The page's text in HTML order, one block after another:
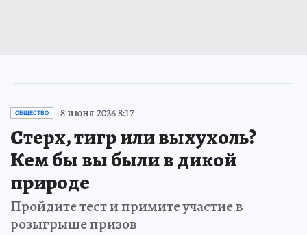
ОБЩЕСТВО 8 июня 2026 8:17
Стерх, тигр или выхухоль?
Кем бы вы были в дикой
природе
Пройдите тест и примите участие в
розыгрыше призов